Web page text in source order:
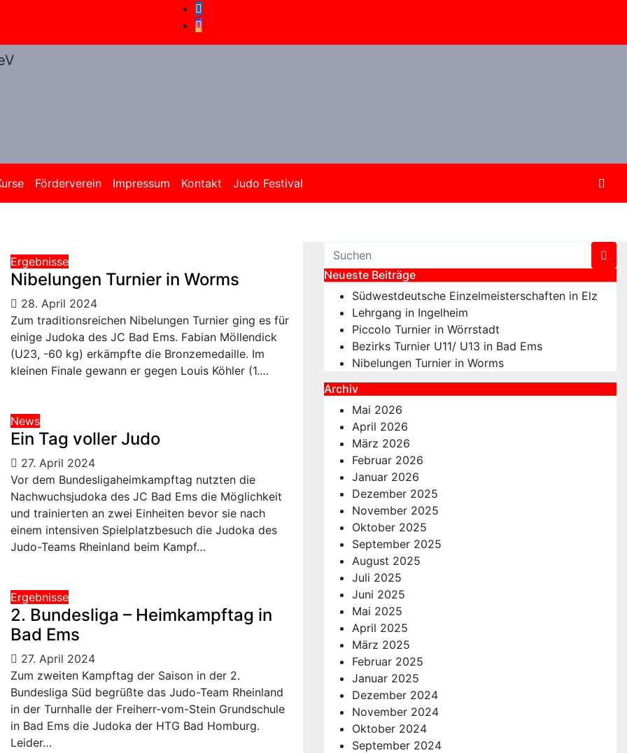
Förderverein Impressum Kontakt Judo Festival
Ergebnisse
Nibelungen Turnier in Worms
28. April 2024
Zum traditionsreichen Nibelungen Turnier ging es für
einige Judoka des JC Bad Ems. Fabian Möllendick
(U23, -60 kg) erkämpfte die Bronzemedaille. Im
kleinen Finale gewann er gegen Louis Köhler (1.…
News
Ein Tag voller Judo
27. April 2024
Vor dem Bundesligaheimkampftag nutzten die
Nachwuchsjudoka des JC Bad Ems die Möglichkeit
und trainierten an zwei Einheiten bevor sie nach
einem intensiven Spielplatzbesuch die Judoka des
Judo-Teams Rheinland beim Kampf…
Ergebnisse
2. Bundesliga – Heimkampftag in
Bad Ems
27. April 2024
Zum zweiten Kampftag der Saison in der 2.
Bundesliga Süd begrüßte das Judo-Team Rheinland
in der Turnhalle der Freiherr-vom-Stein Grundschule
in Bad Ems die Judoka der HTG Bad Homburg.
Leider…
Neueste Beiträge
Südwestdeutsche Einzelmeisterschaften in Elz
Lehrgang in Ingelheim
Piccolo Turnier in Wörrstadt
Bezirks Turnier U11/ U13 in Bad Ems
Nibelungen Turnier in Worms
Archiv
Mai 2026
April 2026
März 2026
Februar 2026
Januar 2026
Dezember 2025
November 2025
Oktober 2025
September 2025
August 2025
Juli 2025
Juni 2025
Mai 2025
April 2025
März 2025
Februar 2025
Januar 2025
Dezember 2024
November 2024
Oktober 2024
September 2024